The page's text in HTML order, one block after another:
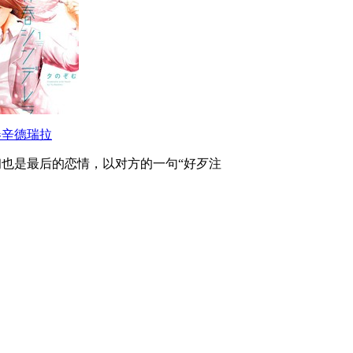
德瑞拉
是最后的恋情，以对方的一句“好歹注